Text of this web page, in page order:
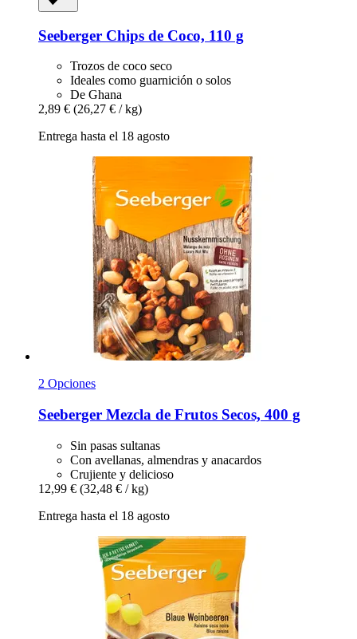
Seeberger Chips de Coco, 110 g
Trozos de coco seco
Ideales como guarnición o solos
De Ghana
2,89 € (26,27 € / kg)
Entrega hasta el 18 agosto
2 Opciones
Seeberger Mezcla de Frutos Secos, 400 g
Sin pasas sultanas
Con avellanas, almendras y anacardos
Crujiente y delicioso
12,99 € (32,48 € / kg)
Entrega hasta el 18 agosto